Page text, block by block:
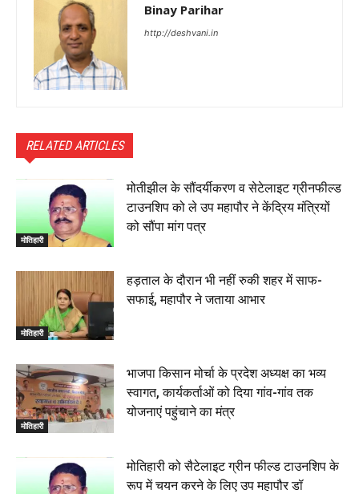
Binay Parihar
http://deshvani.in
RELATED ARTICLES
मोतिहारी
मोतीझील के सौंदर्यीकरण व सेटेलाइट ग्रीनफील्ड
टाउनशिप को ले उप महापौर ने केंद्रिय मंत्रियों
को सौंपा मांग पत्र
मोतिहारी
हड़ताल के दौरान भी नहीं रुकी शहर में साफ-
सफाई, महापौर ने जताया आभार
मोतिहारी
भाजपा किसान मोर्चा के प्रदेश अध्यक्ष का भव्य
स्वागत, कार्यकर्ताओं को दिया गांव-गांव तक
योजनाएं पहुंचाने का मंत्र
मोतिहारी को सैटेलाइट ग्रीन फील्ड टाउनशिप के
रूप में चयन करने के लिए उप महापौर डॉ